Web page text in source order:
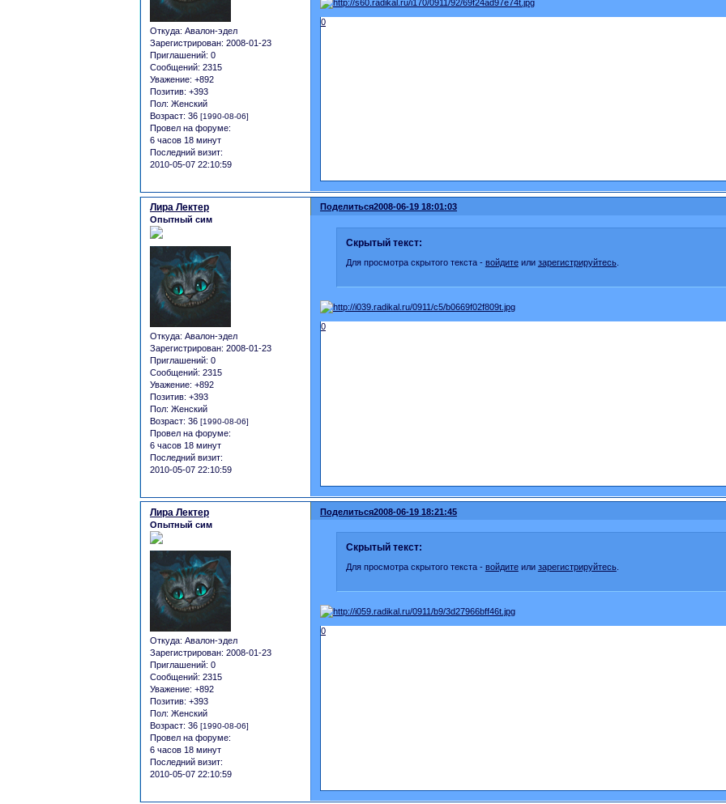
Откуда: Авалон-эдел
Зарегистрирован: 2008-01-23
Приглашений: 0
Сообщений: 2315
Уважение: +892
Позитив: +393
Пол: Женский
Возраст: 36 [1990-08-06]
Провел на форуме:
6 часов 18 минут
Последний визит:
2010-05-07 22:10:59
0
Поделиться2008-06-19 18:01:03
Лира Лектер
Опытный сим
Откуда: Авалон-эдел
Зарегистрирован: 2008-01-23
Приглашений: 0
Сообщений: 2315
Уважение: +892
Позитив: +393
Пол: Женский
Возраст: 36 [1990-08-06]
Провел на форуме:
6 часов 18 минут
Последний визит:
2010-05-07 22:10:59
Скрытый текст:
Для просмотра скрытого текста - войдитеили зарегистрируйтесь.
0
Поделиться2008-06-19 18:21:45
Лира Лектер
Опытный сим
Откуда: Авалон-эдел
Зарегистрирован: 2008-01-23
Приглашений: 0
Сообщений: 2315
Уважение: +892
Позитив: +393
Пол: Женский
Возраст: 36 [1990-08-06]
Провел на форуме:
6 часов 18 минут
Последний визит:
2010-05-07 22:10:59
Скрытый текст:
Для просмотра скрытого текста - войдитеили зарегистрируйтесь.
0